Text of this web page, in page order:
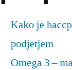
Kako je
podjetjem
Omega 3 –